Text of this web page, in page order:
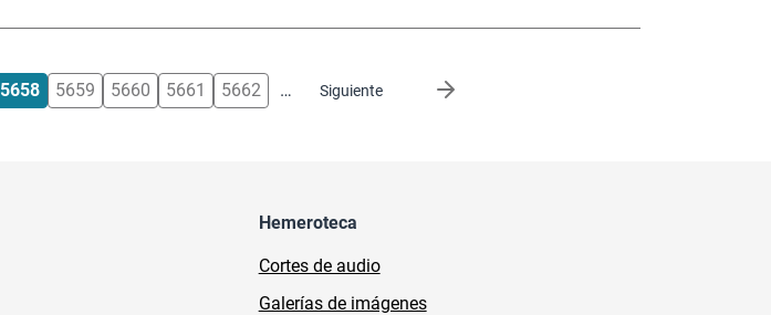
5658 5659 5660 5661 5662 … Siguiente
Siguiente página
Hemeroteca
Cortes de audio
Galerías de imágenes